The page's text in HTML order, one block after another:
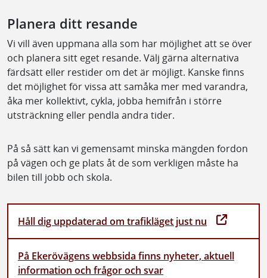
Men vi måste samtidigt fokusera på att färdigställa
vägen så fort som möjligt och ber om fortsatt tålamod.
Våra arbeten med att färdigställa breddningen av
Ekerövägen måste genomföras för att vi ska få en bättre
trafiksituation framåt.
Vi vill även uppmana alla som har möjlighet att se över
och planera sitt eget resande. Välj gärna alternativa
färdsätt eller restider om det är möjligt. Kanske finns
åka mer kollektivt, cykla, jobba hemifrån i större
utsträckning eller pendla andra tider.
På så sätt kan vi gemensamt minska mängden fordon
på vägen och ge plats åt de som verkligen måste ha